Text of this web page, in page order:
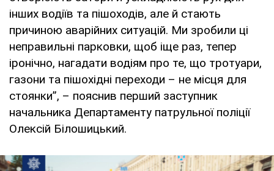
інших водіїв та пішоходів, але й стають
причиною аварійних ситуацій. Ми зробили ці
неправильні парковки, щоб іще раз, тепер
іронічно, нагадати водіям про те, що тротуари,
газони та пішохідні переходи – не місця для
стоянки”, – пояснив перший заступник
начальника Департаменту патрульної поліції
Олексій Білошицький.